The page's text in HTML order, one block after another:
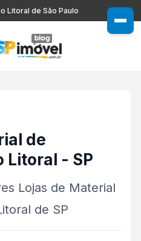
Litoral de São Paulo
de
Litoral - SP
Lojas de Material
de SP